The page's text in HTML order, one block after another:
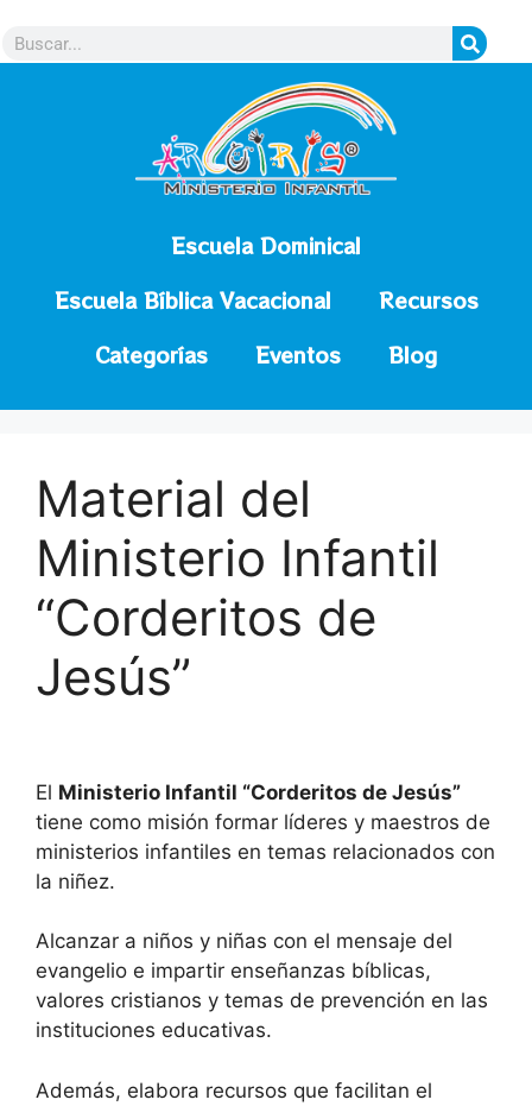
Escuela Dominical
Escuela Bíblica Vacacional
Recursos
Categorías
Eventos Blog
Material del
Ministerio Infantil
“Corderitos de
Jesús”
El Ministerio Infantil “Corderitos de Jesús”
tiene como misión formar líderes y maestros de
ministerios infantiles en temas relacionados con
la niñez.
Alcanzar a niños y niñas con el mensaje del
evangelio e impartir enseñanzas bíblicas,
valores cristianos y temas de prevención en las
instituciones educativas.
Además, elabora recursos que facilitan el